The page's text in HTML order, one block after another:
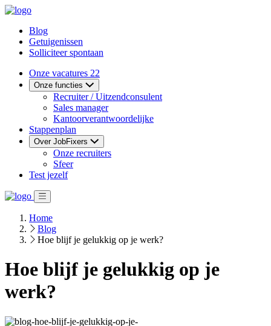
Blog
Getuigenissen
Solliciteer spontaan
Onze vacatures 22
Onze functies
Recruiter / Uitzendconsulent
Sales manager
Kantoorverantwoordelijke
Stappenplan
Over JobFixers
Onze recruiters
Sfeer
Test jezelf
Home
Blog
Hoe blijf je gelukkig op je werk?
Hoe blijf je gelukkig op je
werk?